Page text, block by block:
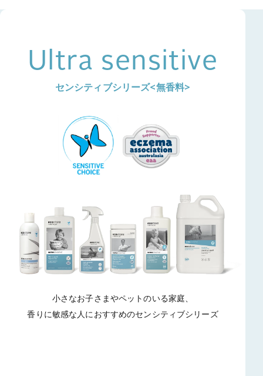
Ultra sensitive
センシティブシリーズ<無香料>
小さなお子さまやペットのいる家庭、
香りに敏感な人におすすめのセンシティブシリーズ